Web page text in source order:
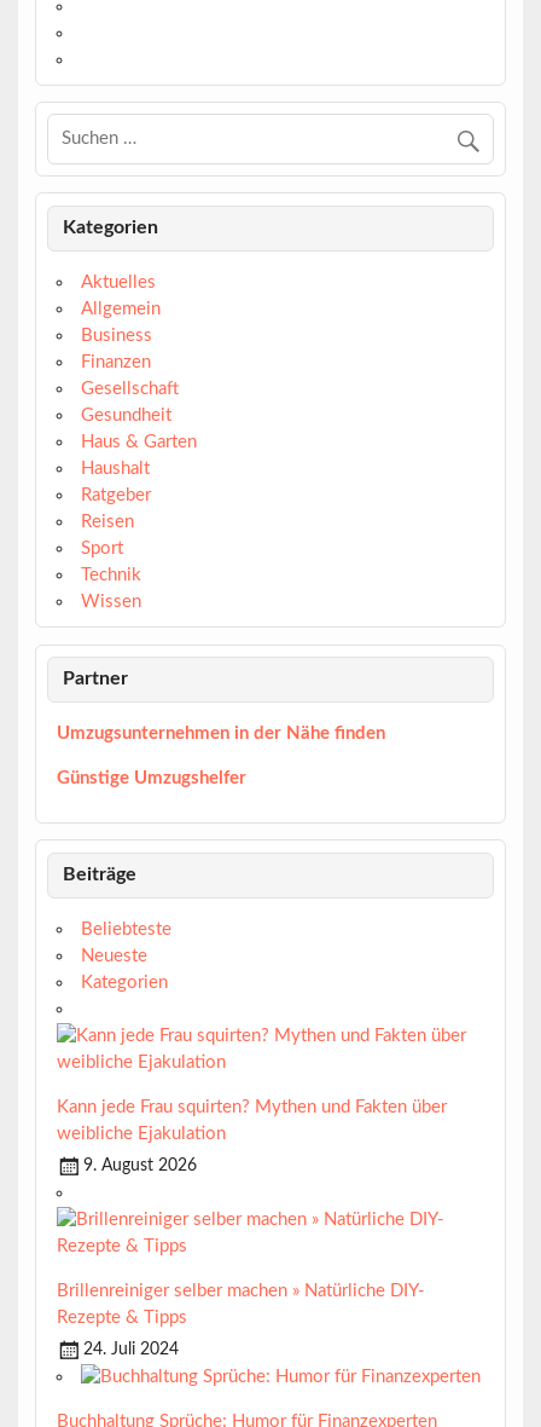
Kategorien
Aktuelles
Allgemein
Business
Finanzen
Gesellschaft
Gesundheit
Haus & Garten
Haushalt
Ratgeber
Reisen
Sport
Technik
Wissen
Partner
Umzugsunternehmen in der Nähe finden
Günstige Umzugshelfer
Beiträge
Beliebteste
Neueste
Kategorien
Kann jede Frau squirten? Mythen und Fakten über
weibliche Ejakulation
9. August 2026
Brillenreiniger selber machen » Natürliche DIY-
Rezepte & Tipps
24. Juli 2024
Buchhaltung Sprüche: Humor für Finanzexperten